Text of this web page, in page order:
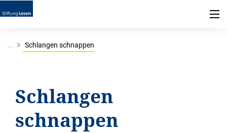
... Schlangen schnappen
Schlangen
schnappen